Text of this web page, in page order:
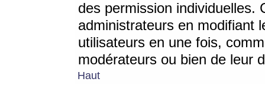
des permission individuelles.
administrateurs en modifiant
utilisateurs en une fois,
modérateurs ou bien de leur
Haut